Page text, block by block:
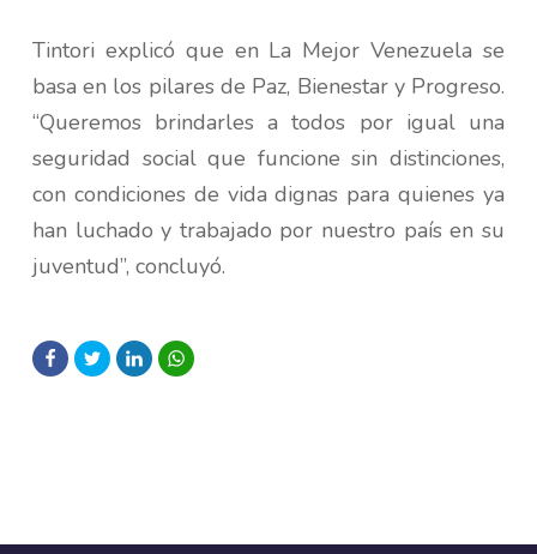
Tintori explicó que en La Mejor Venezuela se
basa en los pilares de Paz, Bienestar y Progreso.
“Queremos brindarles a todos por igual una
seguridad social que funcione sin distinciones,
con condiciones de vida dignas para quienes ya
han luchado y trabajado por nuestro país en su
juventud”, concluyó.